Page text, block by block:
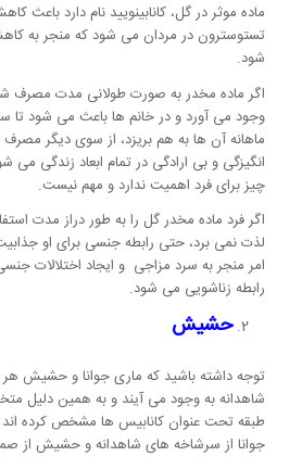
ماده موثر در گل، کانابینویید نام دارد باعث
تستوسترون در مردان می شود که منجر به
شود.
اگر ماده مخدر به صورت طولانی مدت مصرف
وجود می آورد و در خانم ها باعث می شود تا
ماهانه آن ها به هم بریزد، از سوی دیگر
انگیزگی و بی ارادگی در تمام ابعاد زندگی می
چیز برای فرد اهمیت ندارد و مهم نیست.
اگر فرد ماده مخدر گل را به طور دراز مدت
لذت نمی برد، حتی رابطه جنسی برای او
امر منجر به سرد مزاجی و ایجاد اختلالات
رابطه زناشویی می شود.
حشیش
توجه داشته باشید که ماری جوانا و حشیش هر
شاهدانه به وجود می آیند و به همین دلیل
طبقه تحت عنوان کانابیس ها مشخص کرده اند
جوانا از سرشاخه های شاهدانه و حشیش از